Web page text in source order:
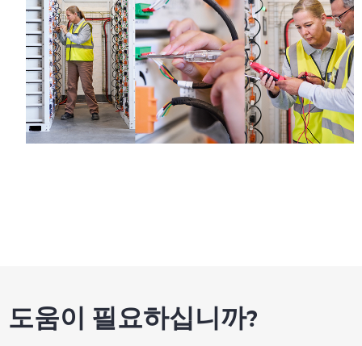
도움이 필요하십니까?